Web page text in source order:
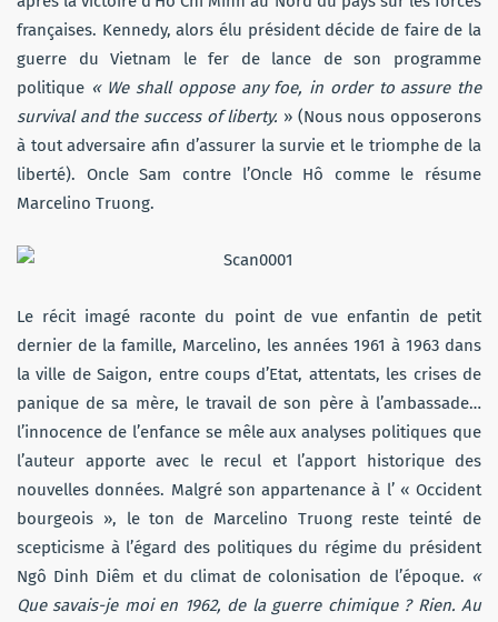
françaises. Kennedy, alors élu président décide de faire de la
guerre du Vietnam le fer de lance de son programme
politique « We shall oppose any foe, in order to assure the
survival and the success of liberty. » (Nous nous opposerons
à tout adversaire afin d’assurer la survie et le triomphe de la
liberté). Oncle Sam contre l’Oncle Hô comme le résume
Marcelino Truong.
Le récit imagé raconte du point de vue enfantin de petit
dernier de la famille, Marcelino, les années 1961 à 1963 dans
la ville de Saigon, entre coups d’Etat, attentats, les crises de
panique de sa mère, le travail de son père à l’ambassade…
l’innocence de l’enfance se mêle aux analyses politiques que
l’auteur apporte avec le recul et l’apport historique des
nouvelles données. Malgré son appartenance à l’ « Occident
bourgeois », le ton de Marcelino Truong reste teinté de
scepticisme à l’égard des politiques du régime du président
Ngô Dinh Diêm et du climat de colonisation de l’époque. «
Que savais-je moi en 1962, de la guerre chimique ? Rien. Au